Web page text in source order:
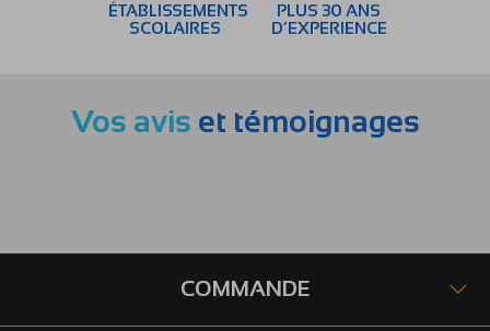
ÉTABLISSEMENTS
SCOLAIRES
PLUS 30 ANS
D’EXPERIENCE
Vos avis et témoignages
COMMANDE